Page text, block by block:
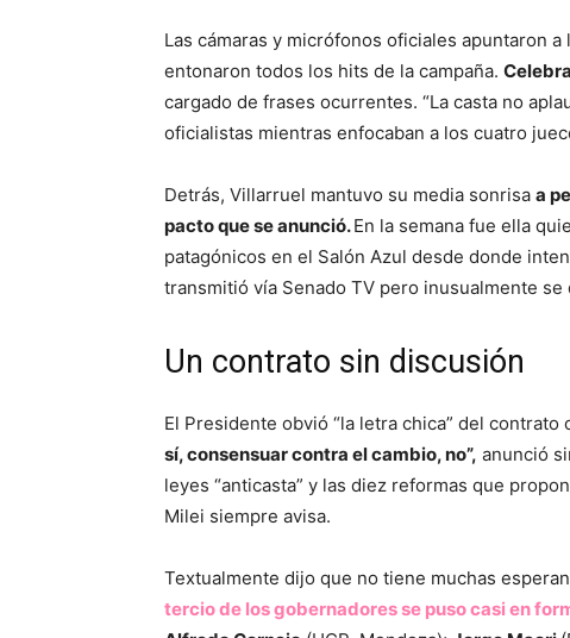
Las cámaras y micrófonos oficiales apuntaron
entonaron todos los hits de la campaña.
cargado de frases ocurrentes. “La casta no
oficialistas mientras enfocaban a los cuatro
Detrás, Villarruel mantuvo su media sonrisa a
pacto que se anunció.En la semana fue ella
patagónicos en el Salón Azul desde donde
transmitió vía Senado TV pero inusualmente
Un contrato sin discusión
El Presidente obvió “la letra chica” del
sí, consensuar contra el cambio, no”, anunció
leyes “anticasta” y las diez reformas que
Milei siempre avisa.
Textualmente dijo que no tiene muchas
tercio de los gobernadores se puso casi en